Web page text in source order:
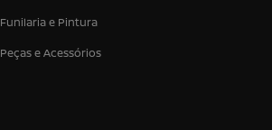
Funilaria e Pintura
Peças e Acessórios